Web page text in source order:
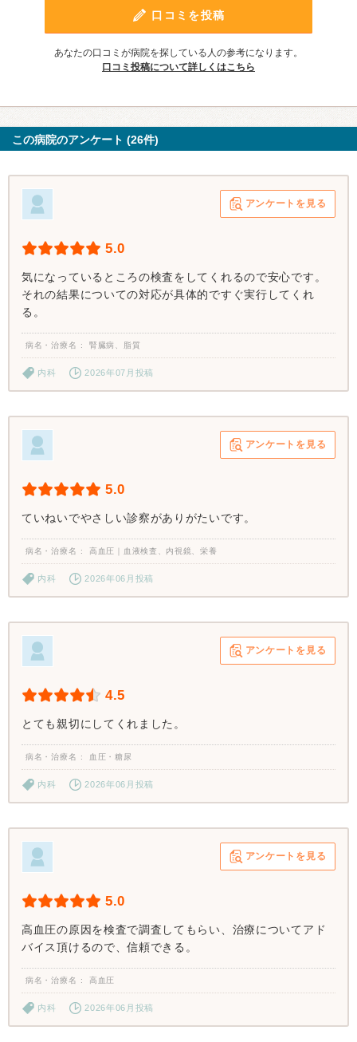
口コミを投稿
あなたの口コミが病院を探している人の参考になります。
口コミ投稿について詳しくはこちら
この病院のアンケート (26件)
アンケートを見る
5.0
気になっているところの検査をしてくれるので安心です。
それの結果についての対応が具体的ですぐ実行してくれ
る。
病名・治療名 腎臓病、脂質
内科 2026年07月投稿
アンケートを見る
5.0
ていねいでやさしい診察がありがたいです。
病名・治療名 高血圧｜血液検査、内視鏡、栄養
内科 2026年06月投稿
アンケートを見る
4.5
とても親切にしてくれました。
病名・治療名 血圧・糖尿
内科 2026年06月投稿
アンケートを見る
5.0
高血圧の原因を検査で調査してもらい、治療についてアド
バイス頂けるので、信頼できる。
病名・治療名 高血圧
内科 2026年06月投稿